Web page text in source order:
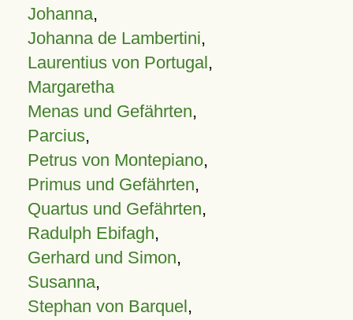
Johanna,
Johanna de Lambertini,
Laurentius von Portugal,
Margaretha
Menas und Gefährten,
Parcius,
Petrus von Montepiano,
Primus und Gefährten,
Quartus und Gefährten,
Radulph Ebifagh,
Gerhard und Simon,
Susanna,
Stephan von Barquel,